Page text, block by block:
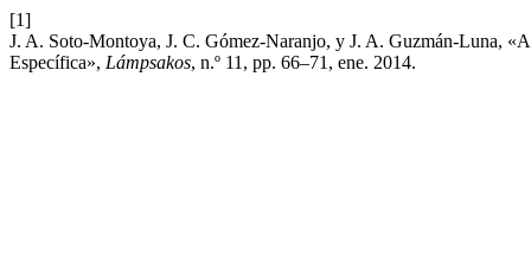
[1]
J. A. Soto-Montoya, J. C. Gómez-Naranjo, y J. A. Guzmán-Luna,
Específica», Lámpsakos, n.º 11, pp. 66–71, ene. 2014.